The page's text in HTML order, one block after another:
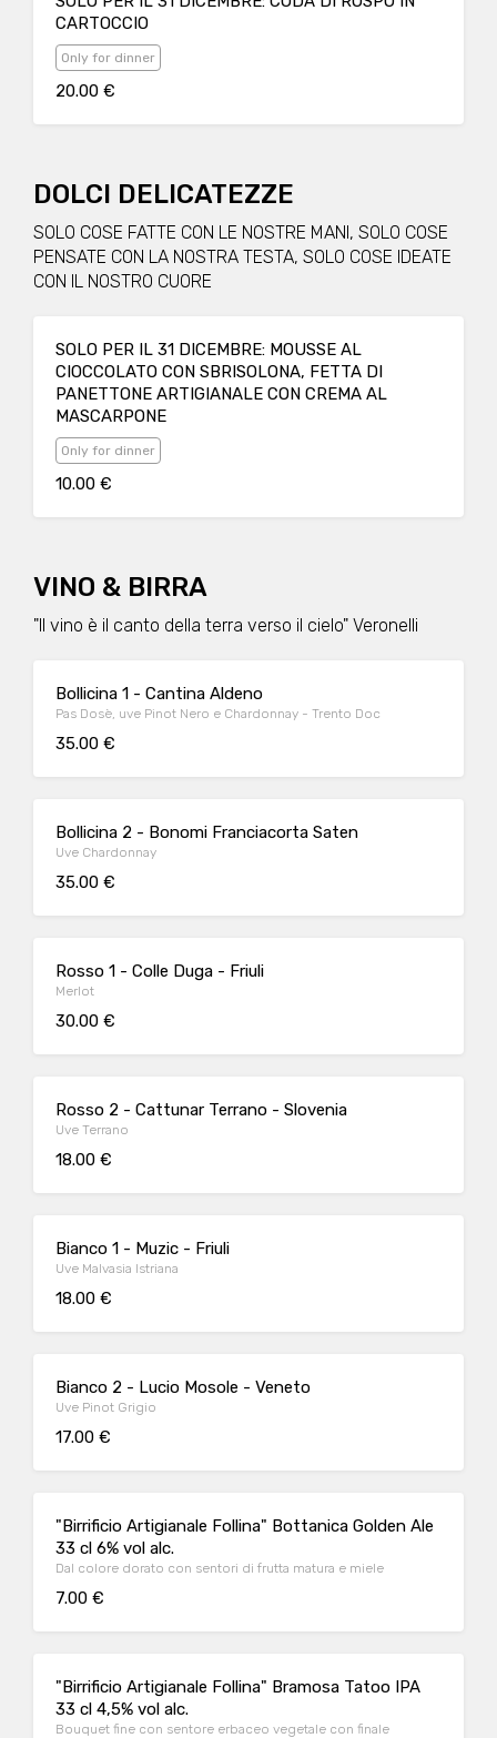
CARTOCCIO
Only for dinner
20.00 €
DOLCI DELICATEZZE
SOLO COSE FATTE CON LE NOSTRE MANI, SOLO COSE
PENSATE CON LA NOSTRA TESTA, SOLO COSE IDEATE
CON IL NOSTRO CUORE
SOLO PER IL 31 DICEMBRE: MOUSSE AL
CIOCCOLATO CON SBRISOLONA, FETTA DI
PANETTONE ARTIGIANALE CON CREMA AL
MASCARPONE
Only for dinner
10.00 €
VINO & BIRRA
"Il vino è il canto della terra verso il cielo" Veronelli
Bollicina 1 - Cantina Aldeno
Pas Dosè, uve Pinot Nero e Chardonnay - Trento Doc
35.00 €
Bollicina 2 - Bonomi Franciacorta Saten
Uve Chardonnay
35.00 €
Rosso 1 - Colle Duga - Friuli
Merlot
30.00 €
Rosso 2 - Cattunar Terrano - Slovenia
Uve Terrano
18.00 €
Bianco 1 - Muzic - Friuli
Uve Malvasia Istriana
18.00 €
Bianco 2 - Lucio Mosole - Veneto
Uve Pinot Grigio
17.00 €
"Birrificio Artigianale Follina" Bottanica Golden Ale
33 cl 6% vol alc.
Dal colore dorato con sentori di frutta matura e miele
7.00 €
"Birrificio Artigianale Follina" Bramosa Tatoo IPA
33 cl 4,5% vol alc.
Bouquet fine con sentore erbaceo vegetale con finale